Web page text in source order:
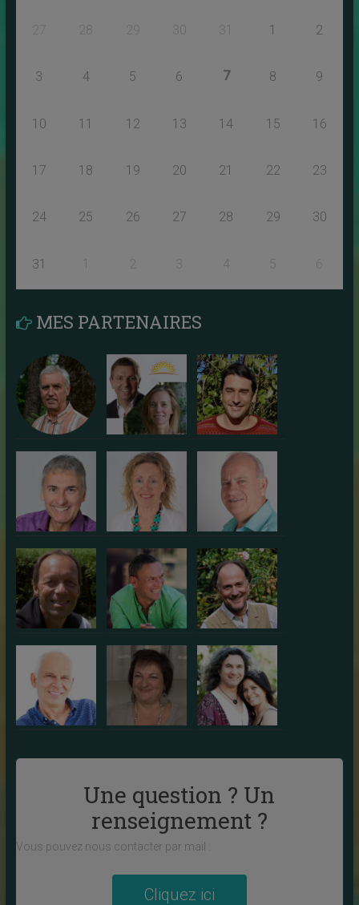
27 28 29 30 31 1 2
3 4 5 6 7 8 9
10 11 12 13 14 15 16
17 18 19 20 21 22 23
24 25 26 27 28 29 30
31 1 3 4 5 6
MES PARTENAIRES
Une question ? Un
renseignement ?
Vous pouvez nous contacter par mail :
Cliquez ici